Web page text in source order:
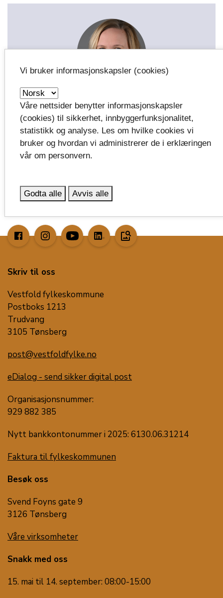
Linda Gjersøe Helseth
Musikkprodusent / programansvarlig Marked
for Musikk
Tlf:+47 91545733
Send e-post
image_search
Skriv til oss
Vestfold fylkeskommune
Postboks 1213
Trudvang
3105 Tønsberg
post@vestfoldfylke.no
eDialog - send sikker digital post
Organisasjonsnummer:
929 882 385
Nytt bankkontonummer i 2025: 6130.06.31214
Faktura til fylkeskommunen
Besøk oss
Svend Foyns gate 9
3126 Tønsberg
Våre virksomheter
Snakk med oss
15. mai til 14. september: 08:00-15:00
Vi bruker informasjonskapsler (cookies)
Våre nettsider benytter informasjonskapsler
(cookies) til sikkerhet, innbyggerfunksjonalitet,
statistikk og analyse. Les om hvilke cookies vi
bruker og hvordan vi administrerer de i erklæringen
vår om personvern.
Godta alle Avvis alle